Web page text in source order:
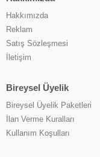
Hakkımızda
Reklam
Satış Sözleşmesi
İletişim
Bireysel Üyelik
Bireysel Üyelik Paketleri
İlan Verme Kuralları
Kullanım Koşulları